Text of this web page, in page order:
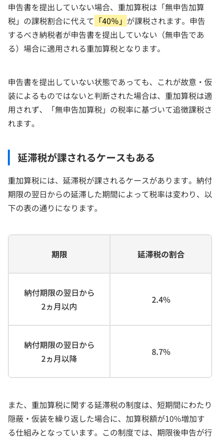
申告書を提出していない場合、重加算税は「無申告加算
税」の課税割合に代えて 「40％」 が課税されます。申告
するべき納税者が申告書を提出していない（無申告であ
る）場合に適用される重加算税となります。
申告書を提出していない状態であっても、これが故意・仮
装によるものではないと判断された場合は、重加算税は適
用されず、「無申告加算税」の税率に基づいて追徴課税さ
れます。
延滞税が課されるケースもある
重加算税には、延滞税が課されるケースがあります。納付
期限の翌日からの延滞した期間によって税率は変わり、以
下の表の通りになります。
期限 延滞税の割合
納付期限の翌日から
2ヵ月以内
2.4%
納付期限の翌日から
2ヵ月以降
8.7%
また、重加算税に関する延滞税の制度は、短期間にわたり
隠蔽・仮装を繰り返した場合に、加算税額が10%増加す
る仕組みとなっています。この制度では、期限後申告が行